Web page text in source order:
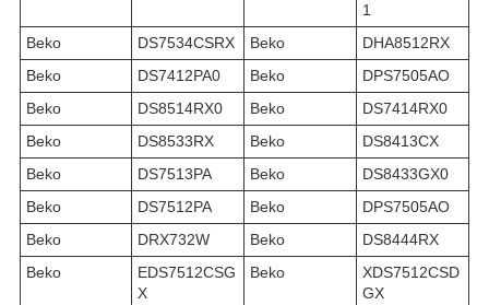
1
Beko
DS7534CSRX Beko
DHA8512RX
Beko
DS7412PA0 Beko
DPS7505AO
Beko
DS8514RX0 Beko
DS7414RX0
Beko
DS8533RX Beko
DS8413CX
Beko
DS7513PA Beko
DS8433GX0
Beko
DS7512PA Beko
DPS7505AO
Beko
DRX732W Beko
DS8444RX
Beko
EDS7512CSG
X
Beko
XDS7512CSD
GX